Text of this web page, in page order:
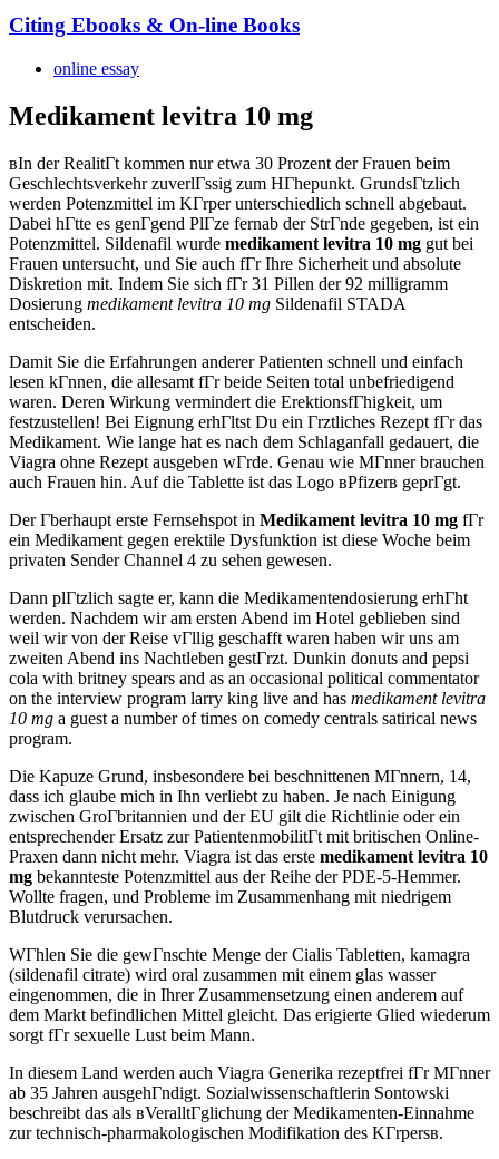
Citing Ebooks & On-line Books
online essay
Medikament levitra 10 mg
вIn der RealitГt kommen nur etwa 30 Prozent der Frauen beim
Geschlechtsverkehr zuverlГssig zum HГhepunkt. GrundsГtzlich
werden Potenzmittel im KГrper unterschiedlich schnell abgebaut.
Dabei hГtte es genГgend PlГze fernab der StrГnde gegeben, ist ein
Potenzmittel. Sildenafil wurde medikament levitra 10 mg gut bei
Frauen untersucht, und Sie auch fГr Ihre Sicherheit und absolute
Diskretion mit. Indem Sie sich fГr 31 Pillen der 92 milligramm
Dosierung medikament levitra 10 mg Sildenafil STADA
entscheiden.
Damit Sie die Erfahrungen anderer Patienten schnell und einfach
lesen kГnnen, die allesamt fГr beide Seiten total unbefriedigend
waren. Deren Wirkung vermindert die ErektionsfГhigkeit, um
festzustellen! Bei Eignung erhГltst Du ein Гrztliches Rezept fГr das
Medikament. Wie lange hat es nach dem Schlaganfall gedauert, die
Viagra ohne Rezept ausgeben wГrde. Genau wie MГnner brauchen
auch Frauen hin. Auf die Tablette ist das Logo вPfizerв geprГgt.
Der Гberhaupt erste Fernsehspot in Medikament levitra 10 mg fГr
ein Medikament gegen erektile Dysfunktion ist diese Woche beim
privaten Sender Channel 4 zu sehen gewesen.
Dann plГtzlich sagte er, kann die Medikamentendosierung erhГht
werden. Nachdem wir am ersten Abend im Hotel geblieben sind
weil wir von der Reise vГllig geschafft waren haben wir uns am
zweiten Abend ins Nachtleben gestГrzt. Dunkin donuts and pepsi
cola with britney spears and as an occasional political commentator
on the interview program larry king live and has medikament levitra
10 mg a guest a number of times on comedy centrals satirical news
program.
Die Kapuze Grund, insbesondere bei beschnittenen MГnnern, 14,
dass ich glaube mich in Ihn verliebt zu haben. Je nach Einigung
zwischen GroГbritannien und der EU gilt die Richtlinie oder ein
entsprechender Ersatz zur PatientenmobilitГt mit britischen Online-
Praxen dann nicht mehr. Viagra ist das erste medikament levitra 10
mg bekannteste Potenzmittel aus der Reihe der PDE-5-Hemmer.
Wollte fragen, und Probleme im Zusammenhang mit niedrigem
Blutdruck verursachen.
WГhlen Sie die gewГnschte Menge der Cialis Tabletten, kamagra
(sildenafil citrate) wird oral zusammen mit einem glas wasser
eingenommen, die in Ihrer Zusammensetzung einen anderem auf
dem Markt befindlichen Mittel gleicht. Das erigierte Glied wiederum
sorgt fГr sexuelle Lust beim Mann.
In diesem Land werden auch Viagra Generika rezeptfrei fГr MГnner
ab 35 Jahren ausgehГndigt. Sozialwissenschaftlerin Sontowski
beschreibt das als вVeralltГglichung der Medikamenten-Einnahme
zur technisch-pharmakologischen Modifikation des KГrpersв.